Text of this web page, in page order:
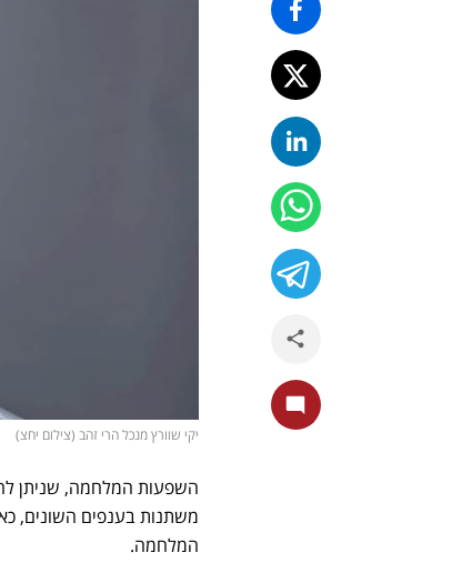
יקי שוורץ מנכל הרי זהב (צילום יחצ)
השפעות המלחמה, שניתן
משתנות בענפים השונים,
המלחמה.